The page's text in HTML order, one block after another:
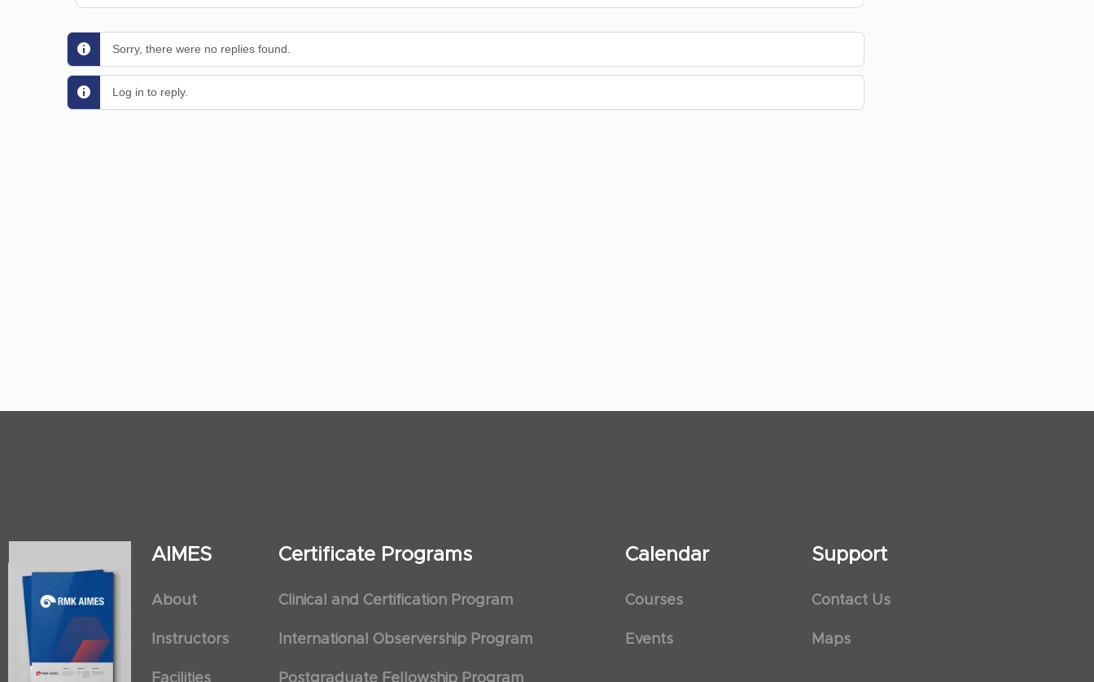
Sorry, there were no replies found.
Log in to reply.
AIMES
About
Instructors
Facilities
Certificate Programs
Clinical and Certification Program
International Observership Program
Postgraduate Fellowship Program
Calendar
Courses
Events
Support
Contact Us
Maps